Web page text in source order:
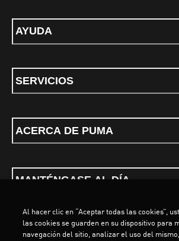
AYUDA
SERVICIOS
ACERCA DE PUMA
MANTÉNGASE AL DÍA
Al hacer clic en “Aceptar todas las cookies”,
las cookies se guarden en su dispositivo para
navegación del sitio, analizar el uso del